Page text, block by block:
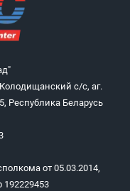
с/с, аг.
Республика Беларусь
от 05.03.2014,